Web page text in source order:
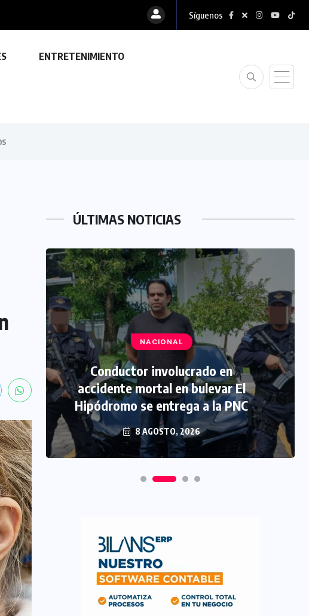
Síguenos
ENTRETENIMIENTO
ÚLTIMAS NOTICIAS
NACIONAL
Conductor involucrado en
accidente mortal en bulevar El
Hipódromo se entrega a la PNC
8 AGOSTO, 2026